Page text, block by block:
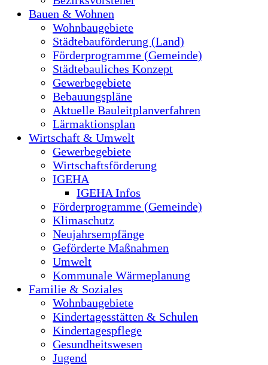
Bauen & Wohnen
Wohnbaugebiete
Städtebauförderung (Land)
Förderprogramme (Gemeinde)
Städtebauliches Konzept
Gewerbegebiete
Bebauungspläne
Aktuelle Bauleitplanverfahren
Lärmaktionsplan
Wirtschaft & Umwelt
Gewerbegebiete
Wirtschaftsförderung
IGEHA
IGEHA Infos
Förderprogramme (Gemeinde)
Klimaschutz
Neujahrsempfänge
Geförderte Maßnahmen
Umwelt
Kommunale Wärmeplanung
Familie & Soziales
Wohnbaugebiete
Kindertagesstätten & Schulen
Kindertagespflege
Gesundheitswesen
Jugend